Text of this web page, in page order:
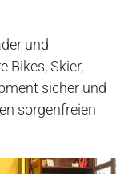
und
Bikes, Skier,
sicher und
sorgenfreien